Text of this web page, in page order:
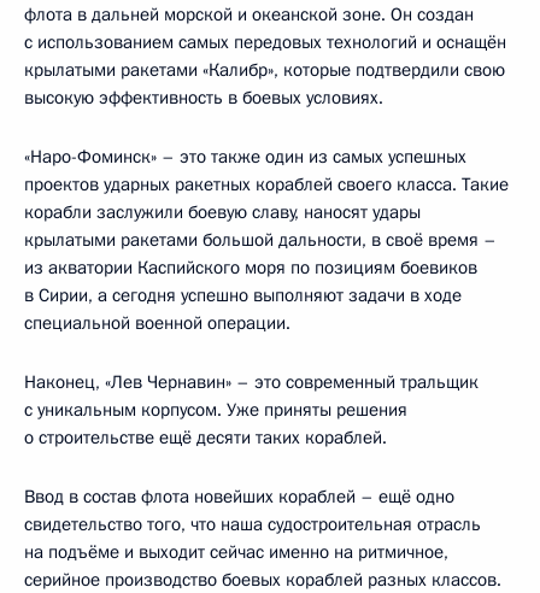
флота в дальней морской и океанской зоне. Он создан
с использованием самых передовых технологий и оснащён
крылатыми ракетами «Калибр», которые подтвердили свою
высокую эффективность в боевых условиях.
«Наро-Фоминск» – это также один из самых успешных
проектов ударных ракетных кораблей своего класса. Такие
корабли заслужили боевую славу, наносят удары
крылатыми ракетами большой дальности, в своё время –
из акватории Каспийского моря по позициям боевиков
в Сирии, а сегодня успешно выполняют задачи в ходе
специальной военной операции.
Наконец, «Лев Чернавин» – это современный тральщик
с уникальным корпусом. Уже приняты решения
о строительстве ещё десяти таких кораблей.
Ввод в состав флота новейших кораблей – ещё одно
свидетельство того, что наша судостроительная отрасль
на подъёме и выходит сейчас именно на ритмичное,
серийное производство боевых кораблей разных классов.